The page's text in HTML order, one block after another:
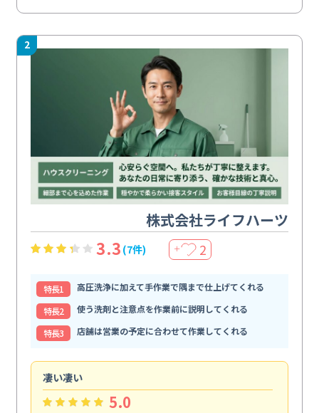
2
株式会社ライフハーツ
3.3 (7件) ＋ 2
特⻑1
高圧洗浄に加えて手作業で隅まで仕上げてくれる
特⻑2
使う洗剤と注意点を作業前に説明してくれる
特⻑3
店舗は営業の予定に合わせて作業してくれる
凄い凄い
5.0